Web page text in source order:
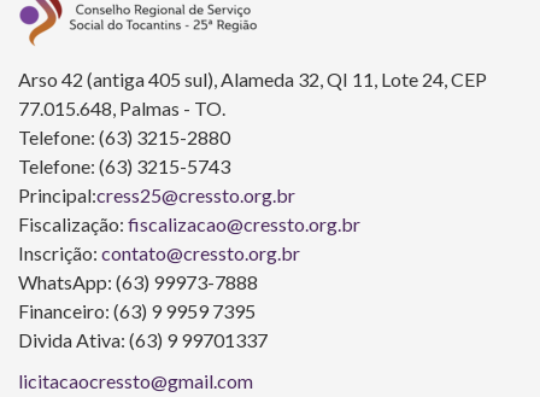
Arso 42 (antiga 405 sul), Alameda 32, QI 11, Lote 24, CEP
77.015.648, Palmas - TO.
Telefone: (63) 3215-2880
Telefone: (63) 3215-5743
Principal:cress25@cressto.org.br
Fiscalização: fiscalizacao@cressto.org.br
Inscrição: contato@cressto.org.br
WhatsApp: (63) 99973-7888
Financeiro: (63) 9 9959 7395
Divida Ativa: (63) 9 99701337
licitacaocressto@gmail.com